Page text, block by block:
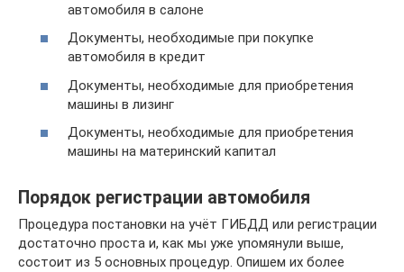
автомобиля в салоне
Документы, необходимые при покупке
автомобиля в кредит
Документы, необходимые для приобретения
машины в лизинг
Документы, необходимые для приобретения
машины на материнский капитал
Порядок регистрации автомобиля
Процедура постановки на учёт ГИБДД или регистрации
достаточно проста и, как мы уже упомянули выше,
состоит из 5 основных процедур. Опишем их более